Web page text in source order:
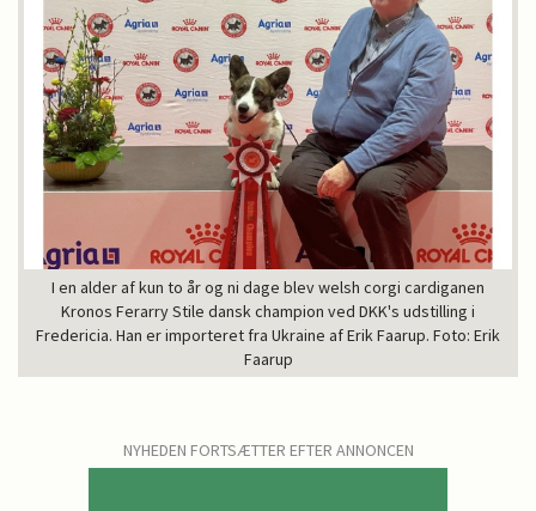
I en alder af kun to år og ni dage blev welsh corgi cardiganen
Kronos Ferarry Stile dansk champion ved DKK's udstilling i
Fredericia. Han er importeret fra Ukraine af Erik Faarup. Foto: Erik
Faarup
NYHEDEN FORTSÆTTER EFTER ANNONCEN